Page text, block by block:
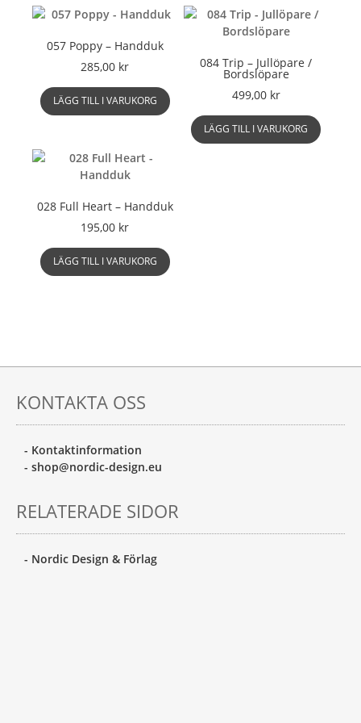
084 Trip – Jullöpare /
Bordslöpare
499,00 kr
LÄGG TILL I VARUKORG
057 Poppy – Handduk
285,00 kr
LÄGG TILL I VARUKORG
028 Full Heart – Handduk
195,00 kr
LÄGG TILL I VARUKORG
KONTAKTA OSS
- Kontaktinformation
- shop@nordic-design.eu
RELATERADE SIDOR
- Nordic Design & Förlag